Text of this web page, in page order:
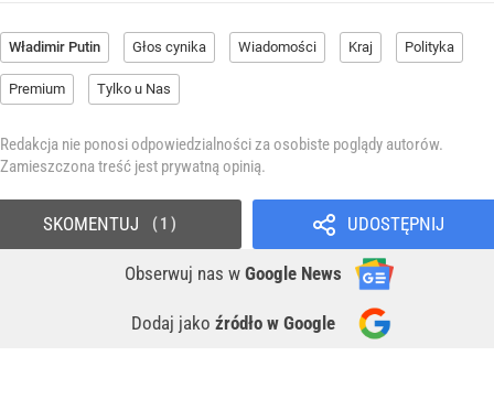
Władimir Putin Głos cynika Wiadomości Kraj Polityka
Premium Tylko u Nas
Redakcja nie ponosi odpowiedzialności za osobiste poglądy autorów.
Zamieszczona treść jest prywatną opinią.
UDOSTĘPNIJ
Obserwuj nas w Google News
Dodaj jako źródło w Google
SKOMENTUJ 1